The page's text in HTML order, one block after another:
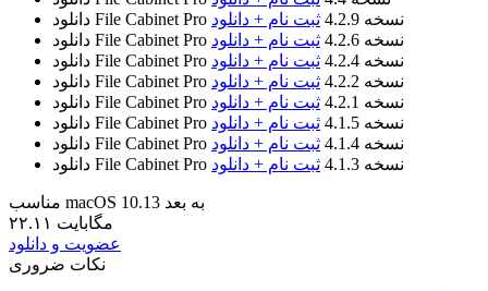
دانلود File Cabinet Pro
نسخه 4.2.9
ثبت نام + دانلود
دانلود File Cabinet Pro
نسخه 4.2.6
ثبت نام + دانلود
دانلود File Cabinet Pro
نسخه 4.2.4
ثبت نام + دانلود
دانلود File Cabinet Pro
نسخه 4.2.2
ثبت نام + دانلود
دانلود File Cabinet Pro
نسخه 4.2.1
ثبت نام + دانلود
دانلود File Cabinet Pro
نسخه 4.1.5
ثبت نام + دانلود
دانلود File Cabinet Pro
نسخه 4.1.4
ثبت نام + دانلود
دانلود File Cabinet Pro
نسخه 4.1.3 ثبت نام + دانلود
مناسب macOS 10.13 به بعد
۲۲.۱۱ مگابایت
عضویت و دانلود
نکات ضروری